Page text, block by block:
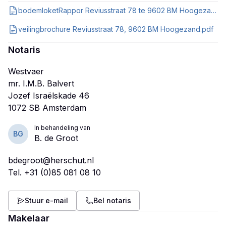
bodemloketRappor Reviusstraat 78 te 9602 BM Hoogezand.pdf
veilingbrochure Reviusstraat 78, 9602 BM Hoogezand.pdf
Notaris
Westvaer
mr. I.M.B. Balvert
Jozef Israëlskade 46
BG
In behandeling van
B. de Groot
bdegroot@herschut.nl
Tel. +31 (0)85 081 08 10
Stuur e-mail Bel notaris
Makelaar